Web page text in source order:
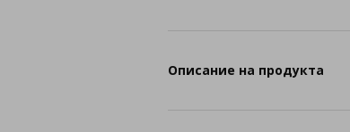
Описание на продукта